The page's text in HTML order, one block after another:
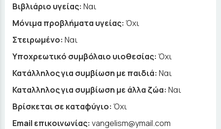
Βιβλιάριο υγείας: Ναι
Μόνιμα προβλήματα υγείας: Όχι
Στειρωμένο: Ναι
Υποχρεωτικό συμβόλαιο υιοθεσίας: Όχι
Κατάλληλος για συμβίωση με παιδιά: Ναι
Καταλληλος για συμβίωση με άλλα ζώα: Ναι
Βρίσκεται σε καταφύγιο: Όχι
Email επικοινωνίας: vangelism@ymail.com